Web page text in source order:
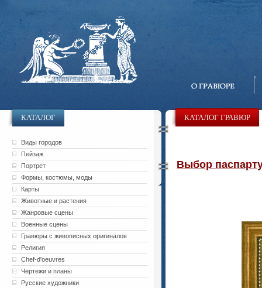
КАТАЛОГ
Виды городов
Пейзаж
Портрет
Формы, костюмы, моды
Карты
Животные и растения
Жанровые сцены
Военные сцены
Гравюры с живописных оригиналов
Религия
Chef-d'oeuvres
Чертежи и планы
Русские художники
КАТАЛОГ ГРАВЮР
Выбор